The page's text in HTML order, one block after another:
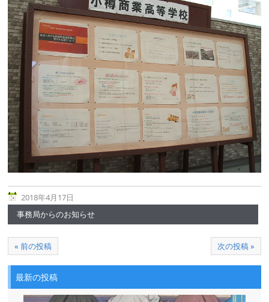
2018年4月17日
事務局からのお知らせ
« 前の投稿 次の投稿 »
最新の投稿